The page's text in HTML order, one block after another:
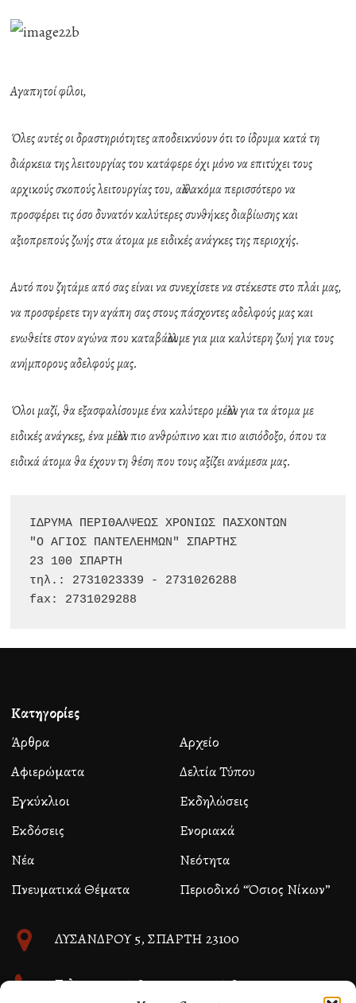
Αγαπητοί φίλοι,
Όλες αυτές οι δραστηριότητες αποδεικνύουν ότι το ίδρυμα κατά τη
διάρκεια της λειτουργίας του κατάφερε όχι μόνο να επιτύχει τους
αρχικούς σκοπούς λειτουργίας του, αλλά ακόμα περισσότερο να
προσφέρει τις όσο δυνατόν καλύτερες συνθήκες διαβίωσης και
αξιοπρεπούς ζωής στα άτομα με ειδικές ανάγκες της περιοχής.
Αυτό που ζητάμε από σας είναι να συνεχίσετε να στέκεστε στο πλάι μας,
να προσφέρετε την αγάπη σας στους πάσχοντες αδελφούς μας και
ενωθείτε στον αγώνα που καταβάλλουμε για μια καλύτερη ζωή για τους
ανήμπορους αδελφούς μας.
Όλοι μαζί, θα εξασφαλίσουμε ένα καλύτερο μέλλον για τα άτομα με
ειδικές ανάγκες, ένα μέλλον πιο ανθρώπινο και πιο αισιόδοξο, όπου τα
ειδικά άτομα θα έχουν τη θέση που τους αξίζει ανάμεσα μας.
ΙΔΡΥΜΑ ΠΕΡΙΘΑΛΨΕΩΣ ΧΡΟΝΙΩΣ ΠΑΣΧΟΝΤΩΝ
"Ο ΑΓΙΟΣ ΠΑΝΤΕΛΕΗΜΩΝ" ΣΠΑΡΤΗΣ
23 100 ΣΠΑΡΤΗ
τηλ.: 2731023339 - 2731026288
fax: 2731029288
Κατηγορίες
Άρθρα
Αρχείο
Αφιερώματα
Δελτία Τύπου
Εγκύκλιοι
Εκδηλώσεις
Εκδόσεις
Ενοριακά
Νέα
Νεότητα
Πνευματικά Θέματα
Περιοδικό “Όσιος Νίκων”
ΛΥΣΑΝΔΡΟΥ 5, ΣΠΑΡΤΗ 23100
Τηλ. 27310 26580 και 27310 26581